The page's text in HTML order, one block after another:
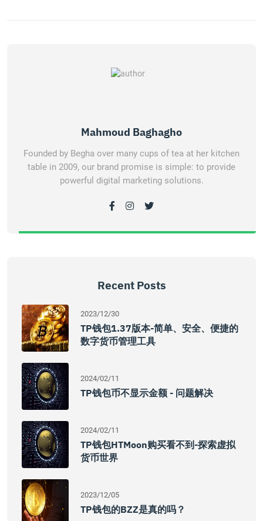
Mahmoud Baghagho
Founded by Begha over many cups of tea at her kitchen
table in 2009, our brand promise is simple: to provide
powerful digital marketing solutions.
Recent Posts
2023/12/30
TP钱包1.37版本-简单、安全、便捷的
数字货币管理工具
2024/02/11
TP钱包币不显示金额 - 问题解决
2024/02/11
TP钱包HTMoon购买看不到-探索虚拟
货币世界
2023/12/05
TP钱包的BZZ是真的吗？